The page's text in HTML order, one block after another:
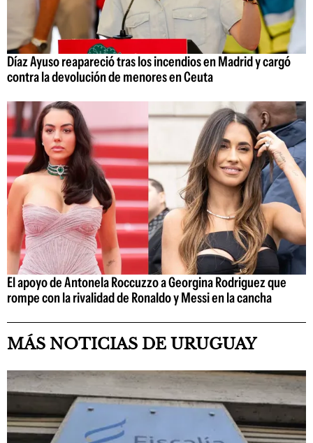
Díaz Ayuso reapareció tras los incendios en Madrid y cargó
contra la devolución de menores en Ceuta
El apoyo de Antonela Roccuzzo a Georgina Rodriguez que
rompe con la rivalidad de Ronaldo y Messi en la cancha
MÁS NOTICIAS DE URUGUAY